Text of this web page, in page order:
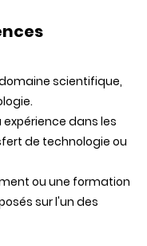
scientifique,
dans les
de technologie ou
ou une formation
sur l'un des